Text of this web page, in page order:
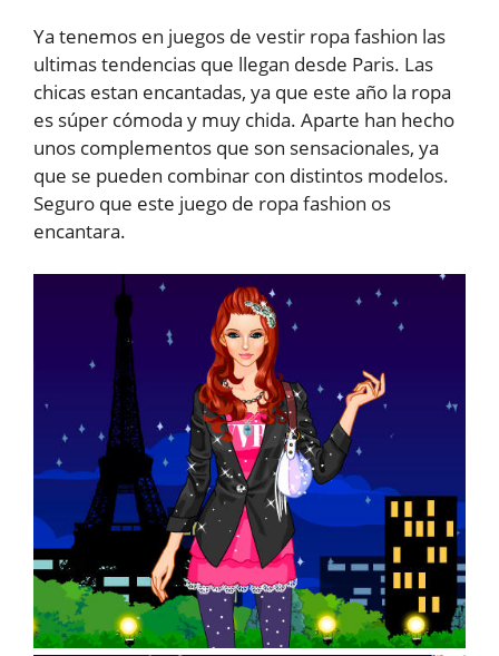
Ya tenemos en juegos de vestir ropa fashion las
ultimas tendencias que llegan desde Paris. Las
chicas estan encantadas, ya que este año la ropa
es súper cómoda y muy chida. Aparte han hecho
unos complementos que son sensacionales, ya
que se pueden combinar con distintos modelos.
Seguro que este juego de ropa fashion os
encantara.